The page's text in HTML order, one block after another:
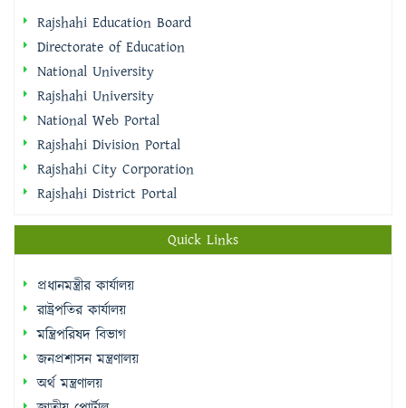
Rajshahi Education Board
Directorate of Education
National University
Rajshahi University
National Web Portal
Rajshahi Division Portal
Rajshahi City Corporation
Rajshahi District Portal
Quick Links
প্রধানমন্ত্রীর কার্যালয়
রাষ্ট্রপতির কার্যালয়
মন্ত্রিপরিষদ বিভাগ
জনপ্রশাসন মন্ত্রণালয়
অর্থ মন্ত্রণালয়